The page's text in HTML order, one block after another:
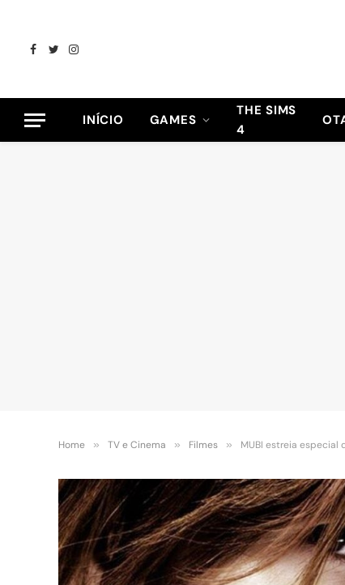
Facebook
TwitterInstagram
INÍCIO GAMES
THE SIMS
4
Home » TV e Cinema » Filmes » MUBI estreia especial